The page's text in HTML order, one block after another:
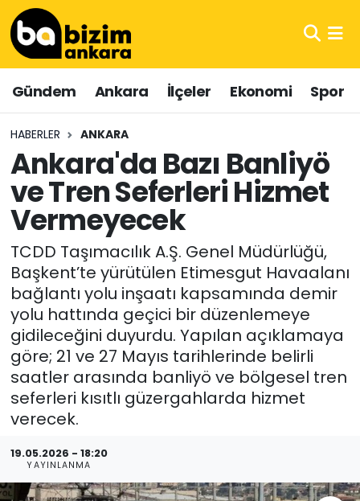
Gündem Ankara İlçeler Ekonomi Spor
HABERLER ANKARA
Ankara'da Bazı Banliyö
ve Tren Seferleri Hizmet
Vermeyecek
TCDD Taşımacılık A.Ş. Genel Müdürlüğü,
Başkent’te yürütülen Etimesgut Havaalanı
bağlantı yolu inşaatı kapsamında demir
yolu hattında geçici bir düzenlemeye
gidileceğini duyurdu. Yapılan açıklamaya
göre; 21 ve 27 Mayıs tarihlerinde belirli
saatler arasında banliyö ve bölgesel tren
seferleri kısıtlı güzergahlarda hizmet
verecek.
19.05.2026 - 18:20
YAYINLANMA
Hava Durumu
Trafik Durumu
Süper Lig Puan Durumu ve Fikstür
Tüm Manşetler
Son Dakika Haberleri
Haber Arşivi